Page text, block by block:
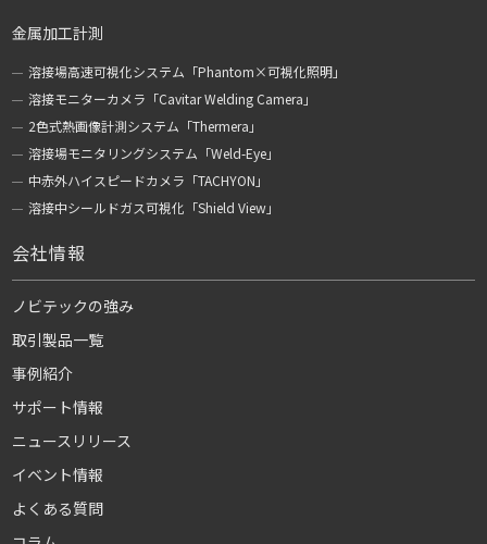
金属加工計測
溶接場高速可視化システム「Phantom×可視化照明」
溶接モニターカメラ「Cavitar Welding Camera」
2色式熱画像計測システム「Thermera」
溶接場モニタリングシステム「Weld-Eye」
中赤外ハイスピードカメラ「TACHYON」
溶接中シールドガス可視化「Shield View」
会社情報
ノビテックの強み
取引製品一覧
事例紹介
サポート情報
ニュースリリース
イベント情報
よくある質問